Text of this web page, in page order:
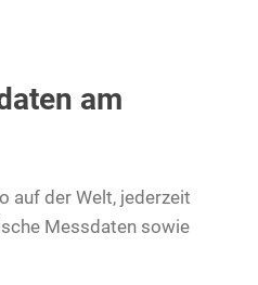
am
auf der Welt, jederzeit
Messdaten sowie